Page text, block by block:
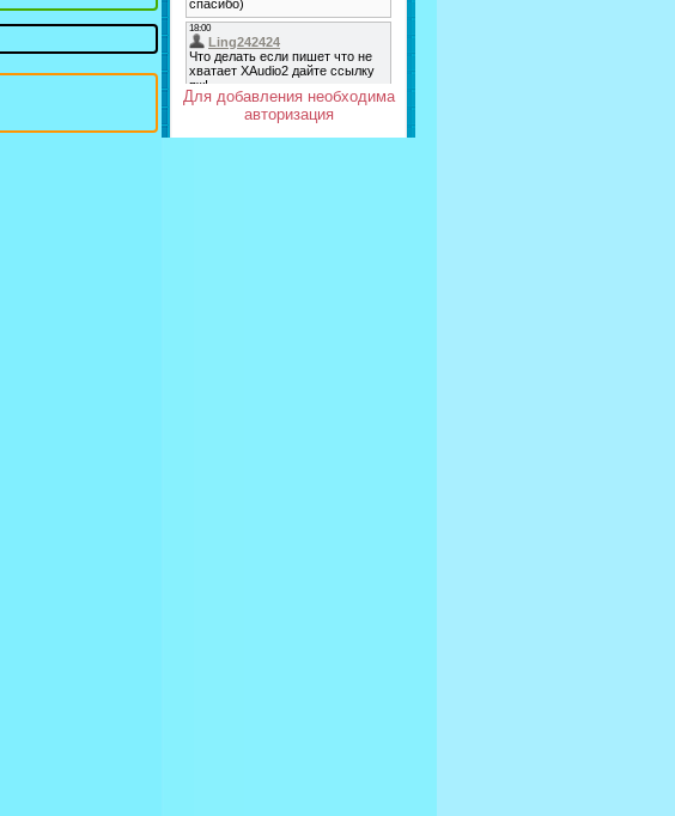
Для добавления необходима
авторизация